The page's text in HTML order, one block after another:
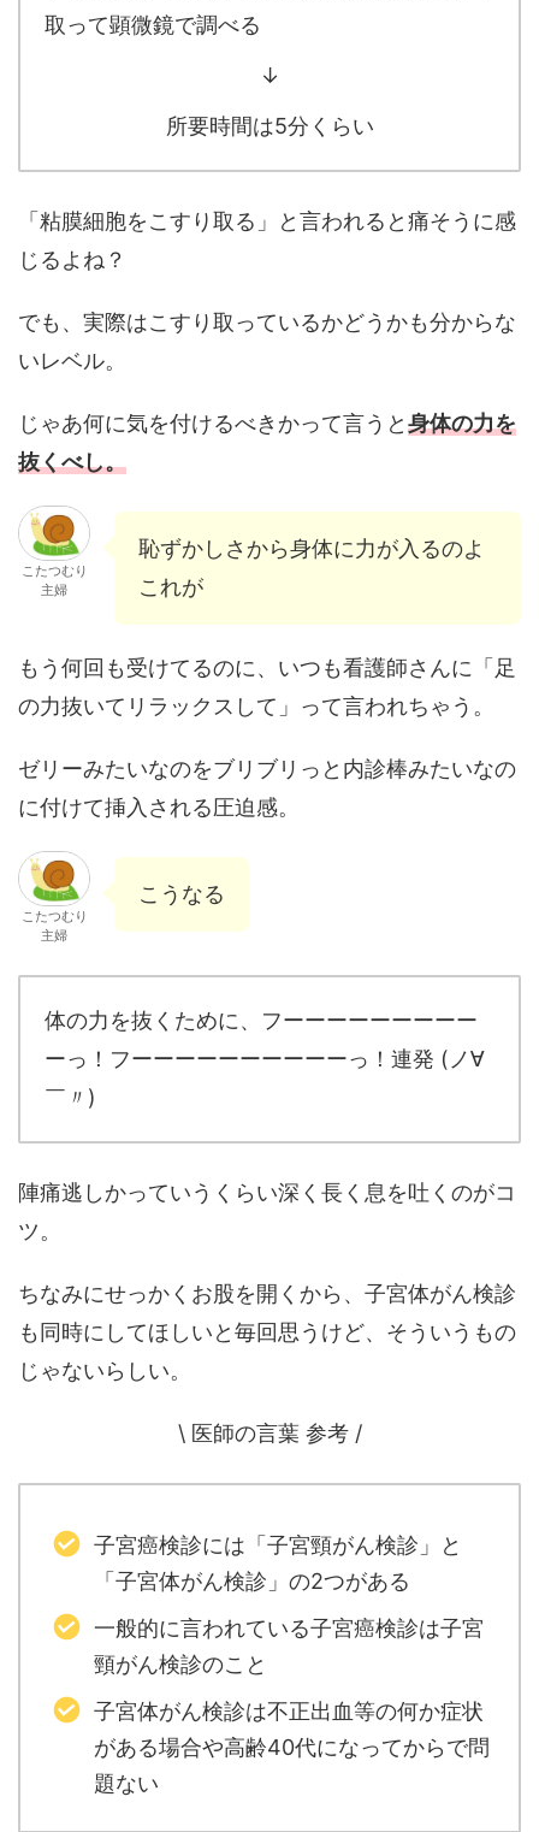
取って顕微鏡で調べる
↓
所要時間は5分くらい
「粘膜細胞をこすり取る」と言われると痛そうに感
じるよね？
でも、実際はこすり取っているかどうかも分からな
いレベル。
じゃあ何に気を付けるべきかって言うと身体の力を
抜くべし。
こたつむり
主婦
恥ずかしさから身体に力が入るのよ
これが
もう何回も受けてるのに、いつも看護師さんに「足
の力抜いてリラックスして」って言われちゃう。
ゼリーみたいなのをブリブリっと内診棒みたいなの
に付けて挿入される圧迫感。
こたつむり
主婦
こうなる
体の力を抜くために、フーーーーーーーーー
ーっ！フーーーーーーーーーーっ！連発 (ノ∀
￣〃)
陣痛逃しかっていうくらい深く長く息を吐くのがコ
ツ。
ちなみにせっかくお股を開くから、子宮体がん検診
も同時にしてほしいと毎回思うけど、そういうもの
じゃないらしい。
\ 医師の言葉 参考 /
子宮癌検診には「子宮頸がん検診」と
「子宮体がん検診」の2つがある
一般的に言われている子宮癌検診は子宮
頸がん検診のこと
子宮体がん検診は不正出血等の何か症状
がある場合や高齢40代になってからで問
題ない